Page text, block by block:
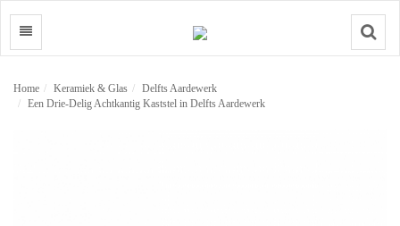
Search
Home Keramiek & Glas
Delfts Aardewerk
Een Drie-Delig Achtkantig Kaststel in Delfts Aardewerk